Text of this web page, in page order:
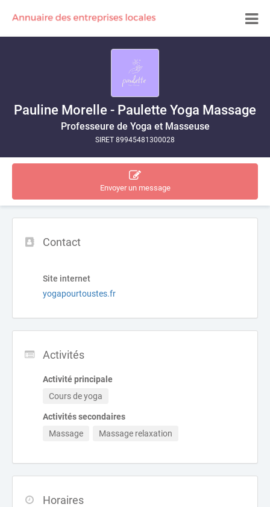
Pauline Morelle - Paulette Yoga Massage
Professeure de Yoga et Masseuse
SIRET 89945481300028
Envoyer un message
Contact
Site internet
yogapourtoustes.fr
Activités
Activité principale
Cours de yoga
Activités secondaires
Massage
Massage relaxation
Horaires